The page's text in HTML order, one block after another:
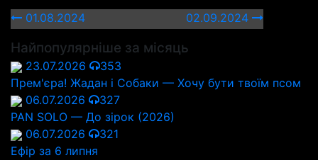
01.08.2024
02.09.2024
Найпопулярніше за місяць
23.07.2026
353
Прем'єра! Жадан і Собаки — Хочу бути твоїм псом
06.07.2026
327
PAN SOLO — До зірок (2026)
06.07.2026
321
Ефір за 6 липня